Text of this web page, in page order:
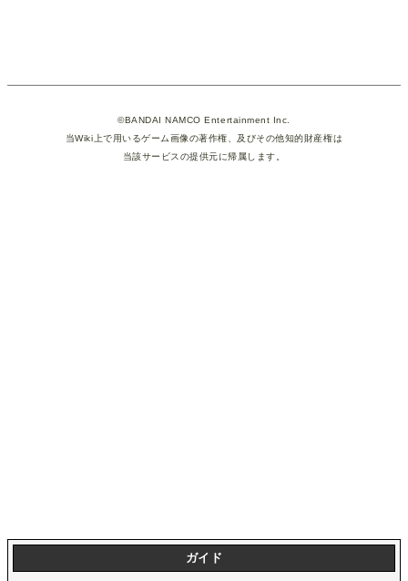
©BANDAI NAMCO Entertainment Inc.
当Wiki上で用いるゲーム画像の著作権、及びその他知的財産権は
当該サービスの提供元に帰属します。
ガイド